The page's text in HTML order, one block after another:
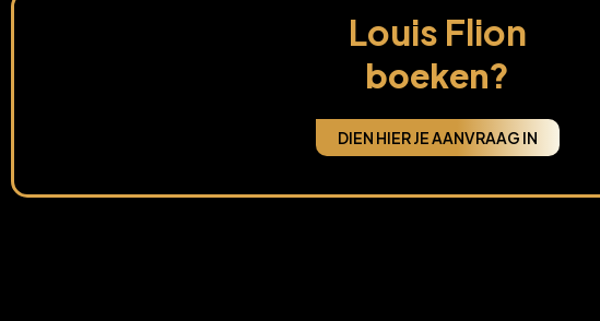
Louis Flion
boeken?
DIEN HIER JE AANVRAAG IN